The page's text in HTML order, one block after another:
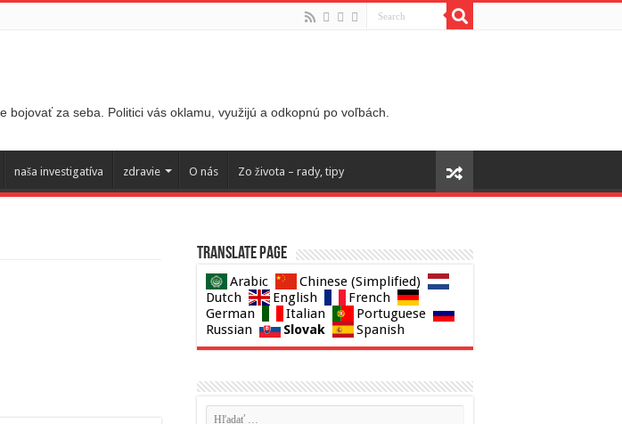
za seba. Politici vás oklamu, využijú a odkopnú po voľbách.
naša investigatíva zdravie O nás Zo života – rady, tipy
Translate page
Arabic
Chinese (Simplified)
Dutch
English
French
German
Italian
Portuguese
Russian
Slovak Spanish